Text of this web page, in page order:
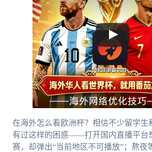
在海外怎么看欧洲杯？相信不少留学生
有过这样的困惑——打开国内直播平台
赛，却弹出“当前地区不可播放”；熬夜